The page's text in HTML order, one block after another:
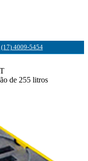
(17) 4009-5454
de 255 litros